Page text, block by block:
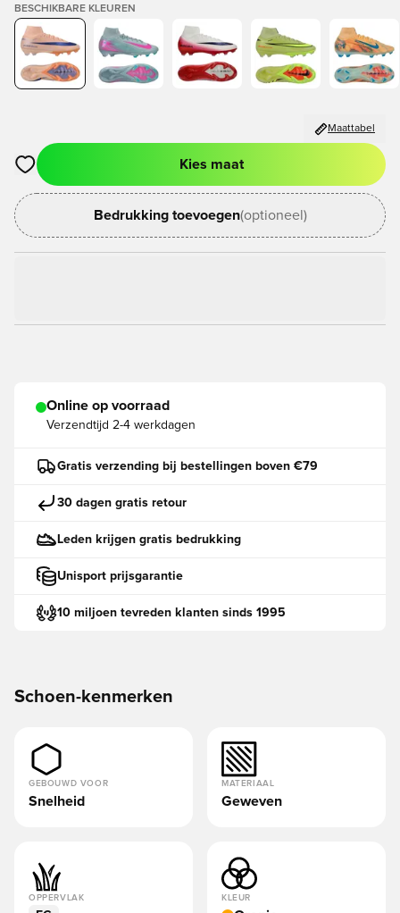
BESCHIKBARE KLEUREN
Maattabel
Opent een venster om in te loggen of je aan te melden als lid
Kies maat
Bedrukking toevoegen(optioneel)
Online op voorraad
Verzendtijd 2-4 werkdagen
Gratis verzending bij bestellingen boven €79
30 dagen gratis retour
Leden krijgen gratis bedrukking
Unisport prijsgarantie
10 miljoen tevreden klanten sinds 1995
Schoen-kenmerken
GEBOUWD VOOR
Snelheid
MATERIAAL
Geweven
OPPERVLAK KLEUR